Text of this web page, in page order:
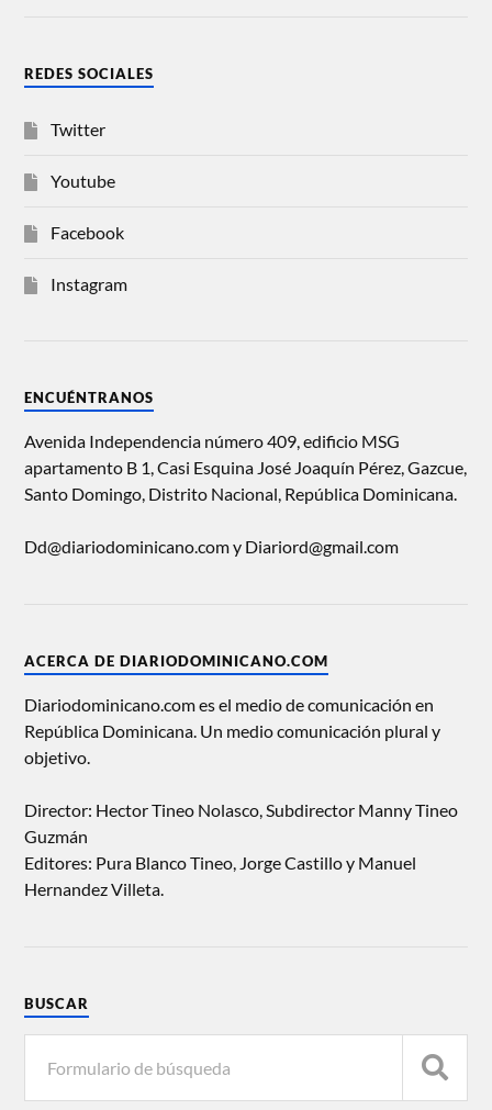
REDES SOCIALES
Twitter
Youtube
Facebook
Instagram
ENCUÉNTRANOS
Avenida Independencia número 409, edificio MSG
apartamento B 1, Casi Esquina José Joaquín Pérez, Gazcue,
Santo Domingo, Distrito Nacional, República Dominicana.
Dd@diariodominicano.com y Diariord@gmail.com
ACERCA DE DIARIODOMINICANO.COM
Diariodominicano.com es el medio de comunicación en
República Dominicana. Un medio comunicación plural y
objetivo.
Director: Hector Tineo Nolasco, Subdirector Manny Tineo
Guzmán
Editores: Pura Blanco Tineo, Jorge Castillo y Manuel
Hernandez Villeta.
BUSCAR